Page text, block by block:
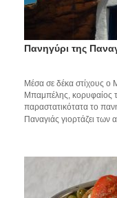
Πανηγύρι της
Μέσα σε δέκα στίχους
Μπαμπέλης, κορυφαίος
παραστατικότατα το
Παναγιάς γιορτάζει των